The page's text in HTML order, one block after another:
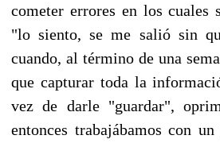
cometer errores en los cuales
"lo siento, se me salió sin
cuando, al término de una
que capturar toda la
vez de darle "guardar",
entonces trabajábamos con